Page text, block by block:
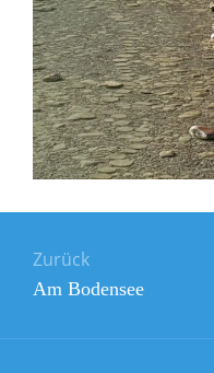
Zurück
Vorheriger
Am Bodensee